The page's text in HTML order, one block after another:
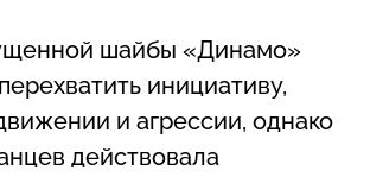
шайбы «Динамо»
инициативу,
и агрессии, однако
действовала